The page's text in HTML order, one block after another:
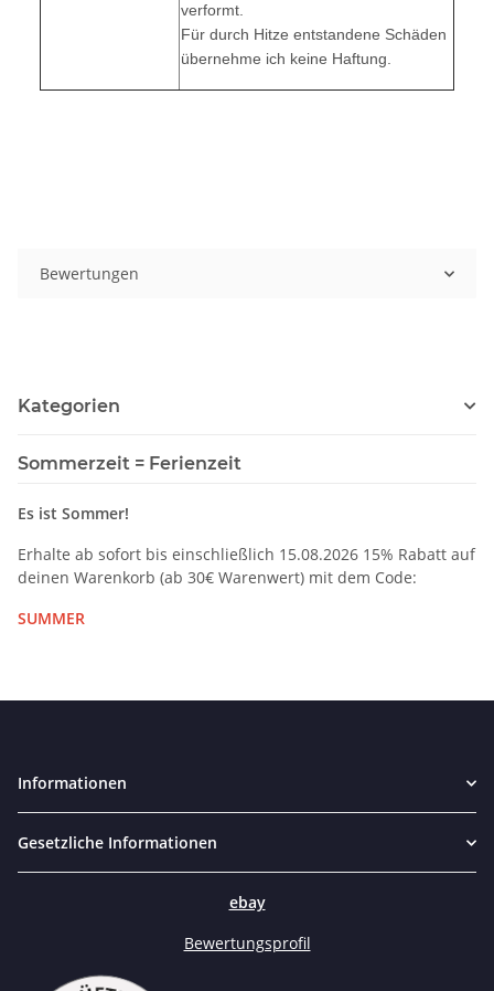
verformt.
Für durch Hitze entstandene Schäden
übernehme ich keine Haftung.
Bewertungen
Kategorien
Sommerzeit = Ferienzeit
Es ist Sommer!
Erhalte ab sofort bis einschließlich 15.08.2026 15% Rabatt auf
deinen Warenkorb (ab 30€ Warenwert) mit dem Code:
SUMMER
Informationen
Gesetzliche Informationen
ebay
Bewertungsprofil